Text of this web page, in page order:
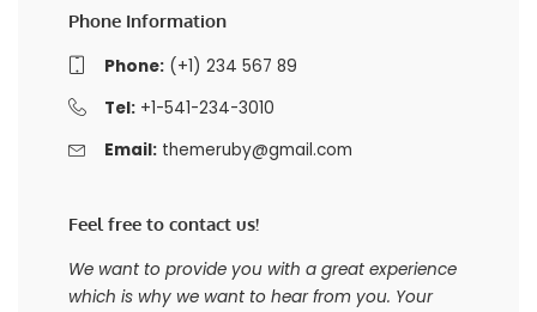
Phone Information
Phone:(+1) 234 567 89
Tel:+1-541-234-3010
Email: themeruby@gmail.com
Feel free to contact us!
We want to provide you with a great experience
which is why we want to hear from you. Your